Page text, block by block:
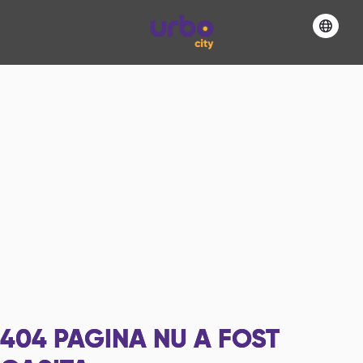
404 PAGINA NU A FOST